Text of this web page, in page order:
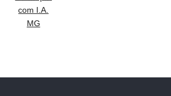
com I.A.
MG